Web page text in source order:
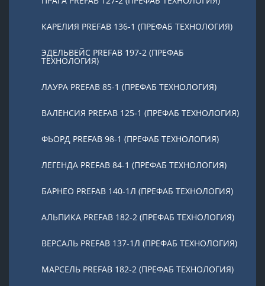
КАРЕЛИЯ PREFAB 136-1 (ПРЕФАБ ТЕХНОЛОГИЯ)
ЭДЕЛЬВЕЙС PREFAB 197-2 (ПРЕФАБ
ТЕХНОЛОГИЯ)
ЛАУРА PREFAB 85-1 (ПРЕФАБ ТЕХНОЛОГИЯ)
ВАЛЕНСИЯ PREFAB 125-1 (ПРЕФАБ ТЕХНОЛОГИЯ)
ФЬОРД PREFAB 98-1 (ПРЕФАБ ТЕХНОЛОГИЯ)
ЛЕГЕНДА PREFAB 84-1 (ПРЕФАБ ТЕХНОЛОГИЯ)
БАРНЕО PREFAB 140-1Л (ПРЕФАБ ТЕХНОЛОГИЯ)
АЛЬПИКА PREFAB 182-2 (ПРЕФАБ ТЕХНОЛОГИЯ)
ВЕРСАЛЬ PREFAB 137-1Л (ПРЕФАБ ТЕХНОЛОГИЯ)
МАРСЕЛЬ PREFAB 182-2 (ПРЕФАБ ТЕХНОЛОГИЯ)